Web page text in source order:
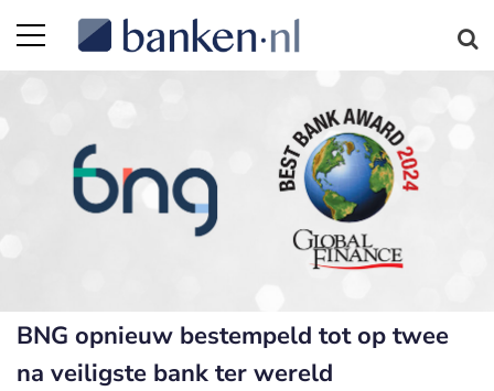
BNG opnieuw bestempeld tot op twee
na veiligste bank ter wereld